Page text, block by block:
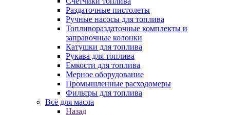
Раздаточные пистолеты
Ручные насосы для топлива
Топливораздаточные комплекты и
заправочные колонки
Катушки для топлива
Рукава для топлива
Емкости для топлива
Мерное оборудование
Промышленные расходомеры
Фильтры для топлива
Всё для масла
Назад